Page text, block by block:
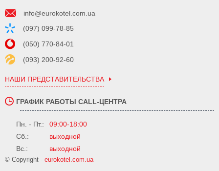
info@eurokotel.com.ua
(097) 099-78-85
(050) 770-84-01
(093) 200-92-60
НАШИ ПРЕДСТАВИТЕЛЬСТВА
ГРАФИК РАБОТЫ CALL-ЦЕНТРА
Пн. - Пт.:
09:00-18:00
Сб.:
выходной
Вс.:
выходной
© Copyright - eurokotel.com.ua